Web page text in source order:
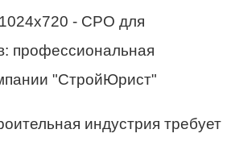
индустрия требует